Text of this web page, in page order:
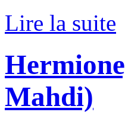
Lire la suite
Mahdi)